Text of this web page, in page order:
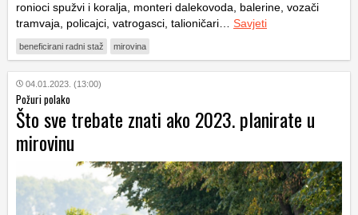
ronioci spužvi i koralja, monteri dalekovoda, balerine, vozači
tramvaja, policajci, vatrogasci, talioničari… Savjeti
beneficirani radni staž mirovina
04.01.2023. (13:00)
Požuri polako
Što sve trebate znati ako 2023. planirate u
mirovinu